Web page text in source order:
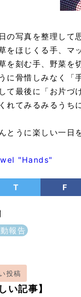
の写真を整理して
をほじくる手、マ
を刻む手、野菜を
に骨惜しみなく「
て最後に「お片づ
れてみるみるうち
とうに楽しい一日
"Hands"
T F
報告
投稿
い記事】